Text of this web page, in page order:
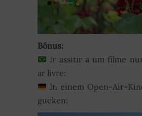
Bônus:
Ir assitir a um filme
ar livre:
In einem Open-Air-
gucken: